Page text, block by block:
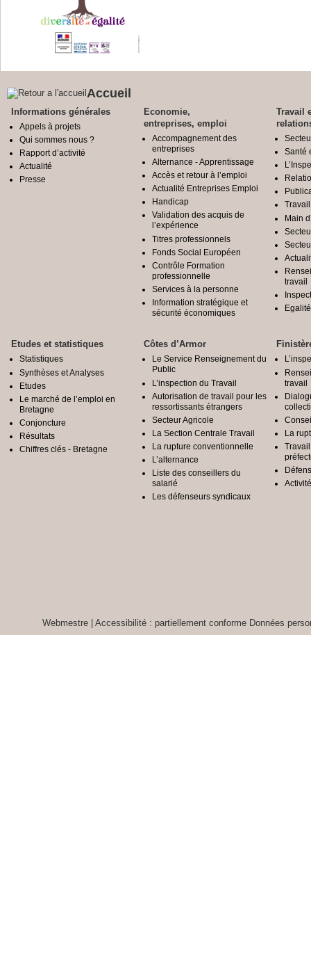
Accueil
Informations générales
Appels à projets
Qui sommes nous ?
Rapport d’activité
Actualité
Presse
Economie,
entreprises, emploi
Accompagnement des
entreprises
Alternance - Apprentissage
Accès et retour à l’emploi
Actualité Entreprises Emploi
Handicap
Validation des acquis de
l’expérience
Titres professionnels
Fonds Social Européen
Contrôle Formation
professionnelle
Services à la personne
Information stratégique et
sécurité économiques
Travail
Santé
Main
travail
Etudes et statistiques
Statistiques
Synthèses et Analyses
Etudes
Le marché de l’emploi en
Bretagne
Conjoncture
Résultats
Chiffres clés - Bretagne
Côtes d’Armor
Le Service Renseignement du
Public
L’inspection du Travail
Autorisation de travail pour les
ressortissants étrangers
Secteur Agricole
La Section Centrale Travail
La rupture conventionnelle
L’alternance
Liste des conseillers du
salarié
Les défenseurs syndicaux
travail
La
Webmestre| Accessibilité : partiellement conforme Données